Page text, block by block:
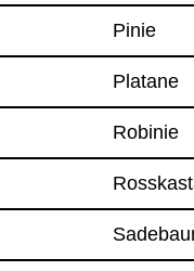
Pinie
Pla­tane
Robi­nie